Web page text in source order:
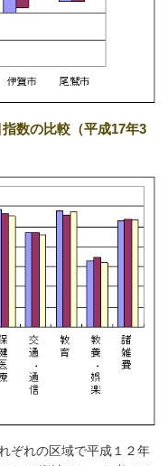
数の比較（平成17年3
ぞれの区域で平成１２年